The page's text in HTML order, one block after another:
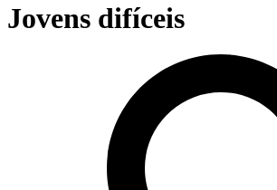
Jovens difíceis